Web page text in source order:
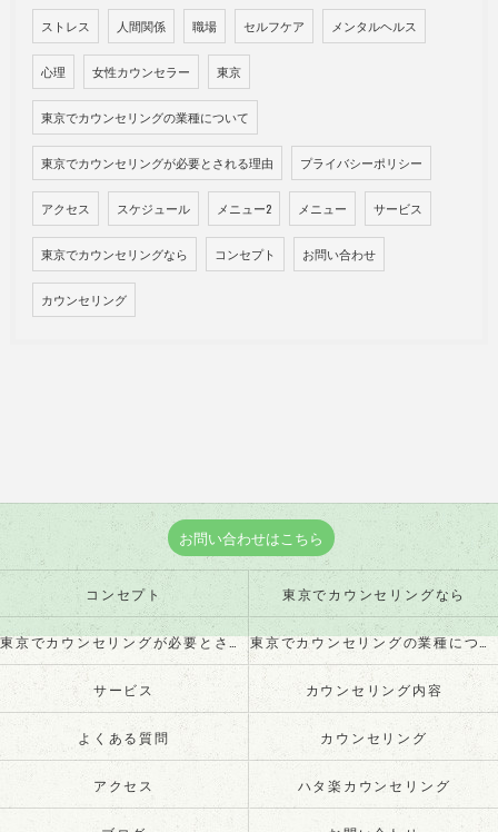
ストレス 人間関係 職場 セルフケア メンタルヘルス
心理 女性カウンセラー 東京
東京でカウンセリングの業種について
東京でカウンセリングが必要とされる理由 プライバシーポリシー
アクセス スケジュール メニュー2 メニュー サービス
東京でカウンセリングなら コンセプト お問い合わせ
カウンセリング
お問い合わせはこちら
コンセプト 東京でカウンセリングなら
東京でカウンセリングが必要とされる理由 東京でカウンセリングの業種について
サービス カウンセリング内容
よくある質問 カウンセリング
アクセス ハタ楽カウンセリング